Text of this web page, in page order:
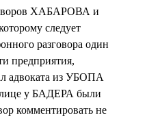
ХАБАРОВА и
следует
разговора один
предприятия,
адвоката из УБОПА
лице у БАДЕРА были
комментировать не